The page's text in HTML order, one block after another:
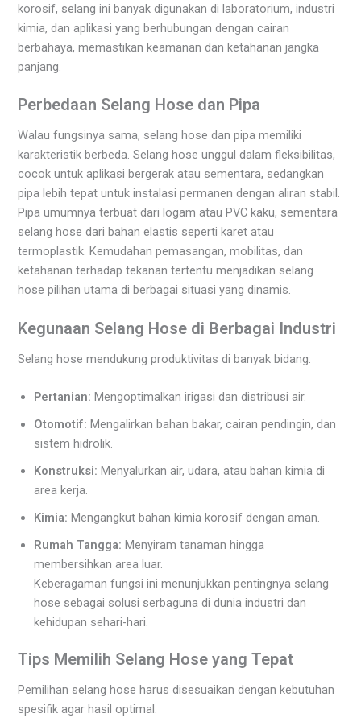
korosif, selang ini banyak digunakan di laboratorium, industri
kimia, dan aplikasi yang berhubungan dengan cairan
berbahaya, memastikan keamanan dan ketahanan jangka
panjang.
Perbedaan Selang Hose dan Pipa
Walau fungsinya sama, selang hose dan pipa memiliki
karakteristik berbeda. Selang hose unggul dalam fleksibilitas,
cocok untuk aplikasi bergerak atau sementara, sedangkan
pipa lebih tepat untuk instalasi permanen dengan aliran stabil.
Pipa umumnya terbuat dari logam atau PVC kaku, sementara
selang hose dari bahan elastis seperti karet atau
termoplastik. Kemudahan pemasangan, mobilitas, dan
ketahanan terhadap tekanan tertentu menjadikan selang
hose pilihan utama di berbagai situasi yang dinamis.
Kegunaan Selang Hose di Berbagai Industri
Selang hose mendukung produktivitas di banyak bidang:
Pertanian: Mengoptimalkan irigasi dan distribusi air.
Otomotif: Mengalirkan bahan bakar, cairan pendingin, dan
sistem hidrolik.
Konstruksi: Menyalurkan air, udara, atau bahan kimia di
area kerja.
Kimia: Mengangkut bahan kimia korosif dengan aman.
Rumah Tangga: Menyiram tanaman hingga
membersihkan area luar.
Keberagaman fungsi ini menunjukkan pentingnya selang
hose sebagai solusi serbaguna di dunia industri dan
kehidupan sehari-hari.
Tips Memilih Selang Hose yang Tepat
Pemilihan selang hose harus disesuaikan dengan kebutuhan
spesifik agar hasil optimal: